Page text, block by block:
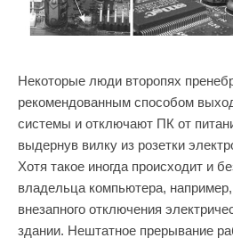
Некоторые люди второпях
рекомендованным способом
системы и отключают ПК от
выдернув вилку из розетки
Хотя такое иногда происходит и
владельца компьютера,
внезапного отключения
здании. Нештатное прерывание